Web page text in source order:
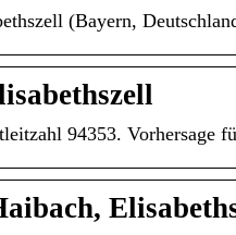
(Bayern,
94353. Vorhersage